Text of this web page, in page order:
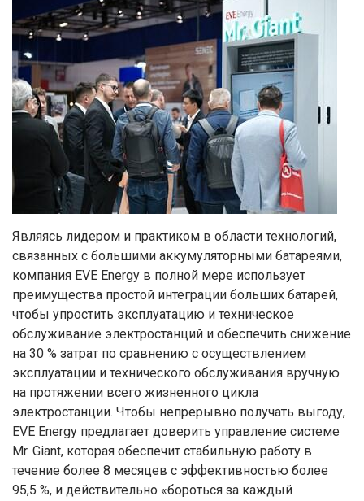
Являясь лидером и практиком в области технологий,
связанных с большими аккумуляторными батареями,
компания EVE Energy в полной мере использует
преимущества простой интеграции больших батарей,
чтобы упростить эксплуатацию и техническое
обслуживание электростанций и обеспечить снижение
на 30 % затрат по сравнению с осуществлением
эксплуатации и технического обслуживания вручную
на протяжении всего жизненного цикла
электростанции. Чтобы непрерывно получать выгоду,
EVE Energy предлагает доверить управление системе
Mr. Giant, которая обеспечит стабильную работу в
течение более 8 месяцев с эффективностью более
95,5 %, и действительно «бороться за каждый